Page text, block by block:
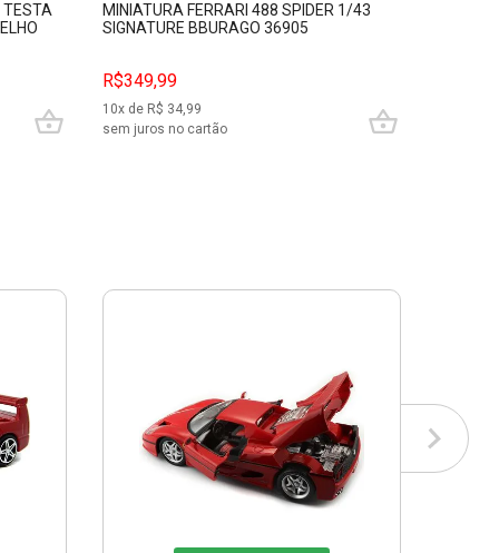
TESTA
MINIATURA FERRARI 488 SPIDER 1/43
SIGNATURE BBURAGO 36905
R$349,99
10x de R$ 34,99
sem juros no cartão